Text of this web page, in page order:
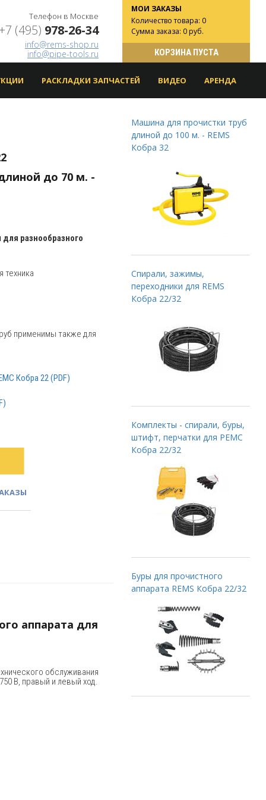
МОИ ЗАКАЗЫ
Количество товара: 0
Сумма заказа: 0 руб.
КОРЗИНА ПУСТА
Телефон в Москве
(495) 978-26-34
info@rems-shop.ru
info@pipe-tools.ru
РАСКЛАДКИ ЗАПЧАСТЕЙ ВИДЕО АРЕНДА
до 70 м. -
разнообразного
техника
применимы также для
Кобра 22 (PDF)
аппарата для
обслуживания
В, правый и левый ход.
Машина для прочистки труб
длиной до 100 м. - REMS
Кобра 32
Спирали, зажимы,
переходники для REMS
Кобра 22/32
Комплекты - спирали, буры,
штифт, перчатки для РЕМС
Кобра 22/32
Буры для прочистного
аппарата REMS Кобра 22/32